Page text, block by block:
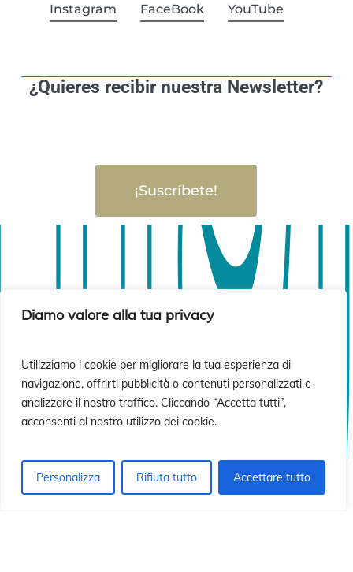
Diamo valore alla tua privacy
Utilizziamo i cookie per migliorare la tua esperienza di
navigazione, offrirti pubblicità o contenuti personalizzati e
analizzare il nostro traffico. Cliccando “Accetta tutti”,
acconsenti al nostro utilizzo dei cookie.
Personalizza Rifiuta tutto Accettare tutto
Instagram FaceBook YouTube
¿Quieres recibir nuestra Newsletter?
¡Suscríbete!